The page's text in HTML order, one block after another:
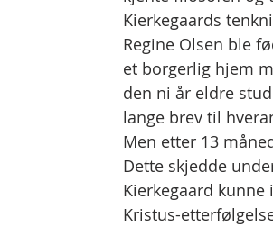
Kierkegaards
Regine Olsen ble
et borgerlig hjem
den ni år eldre
lange brev til
Men etter 13
Dette skjedde
Kierkegaard
Kristus-